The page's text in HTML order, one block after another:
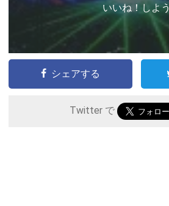
いいね！しよう
シェアする
Twitter で